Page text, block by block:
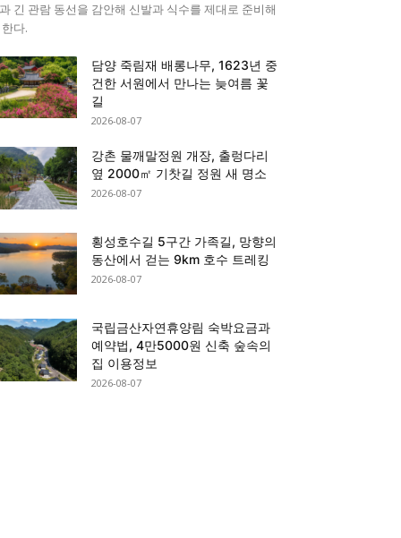
긴 관람 동선을 감안해 신발과 식수를 제대로 준비해
다.
담양 죽림재 배롱나무, 1623년 중
건한 서원에서 만나는 늦여름 꽃
길
2026-08-07
강촌 물깨말정원 개장, 출렁다리
옆 2000㎡ 기찻길 정원 새 명소
2026-08-07
횡성호수길 5구간 가족길, 망향의
동산에서 걷는 9km 호수 트레킹
2026-08-07
국립금산자연휴양림 숙박요금과
예약법, 4만5000원 신축 숲속의
집 이용정보
2026-08-07